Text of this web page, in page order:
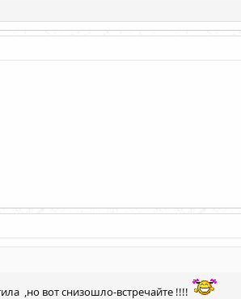
,но вот снизошло-встречайте !!!!